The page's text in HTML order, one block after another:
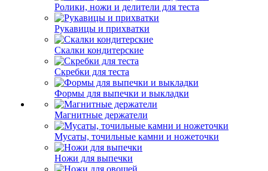
Ролики, ножи и делители для теста
Рукавицы и прихватки
Скалки кондитерские
Скребки для теста
Формы для выпечки и выкладки
Магнитные держатели
Мусаты, точильные камни и ножеточки
Ножи для выпечки